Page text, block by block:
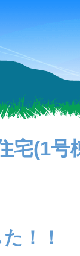
宅(1
！！